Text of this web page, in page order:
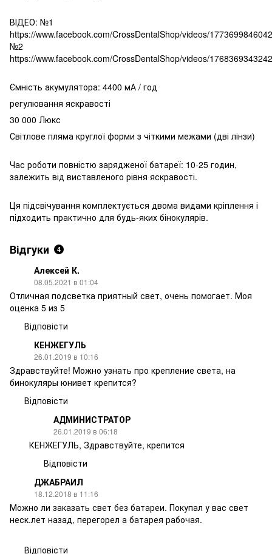
ВІДЕО: №1
https://www.facebook.com/CrossDentalShop/videos/
№2
https://www.facebook.com/CrossDentalShop/videos/
Ємність акумулятора: 4400 мА / год
регулювання яскравості
30 000 Люкс
Світлове пляма круглої форми з чіткими межами (дві лінзи)
Час роботи повністю зарядженої батареї: 10-25 годин,
залежить від виставленого рівня яскравості.
Ця підсвічування комплектується двома видами кріплення і
підходить практично для будь-яких бінокулярів.
Відгуки 4
Алексей К.
08.05.2021 в 01:04
Отличная подсветка приятный свет, очень помогает. Моя
оценка 5 из 5
Відповісти
КЕНЖЕГУЛЬ
26.01.2019 в 10:16
Здравствуйте! Можно узнать про крепление света, на
бинокуляры юнивет крепится?
Відповісти
АДМИНИСТРАТОР
26.01.2019 в 06:18
КЕНЖЕГУЛЬ, Здравствуйте, крепится
Відповісти
ДЖАБРАИЛ
18.12.2018 в 11:16
Можно ли заказать свет без батареи. Покупал у вас свет
неск.лет назад, перегорел а батарея рабочая.
Відповісти